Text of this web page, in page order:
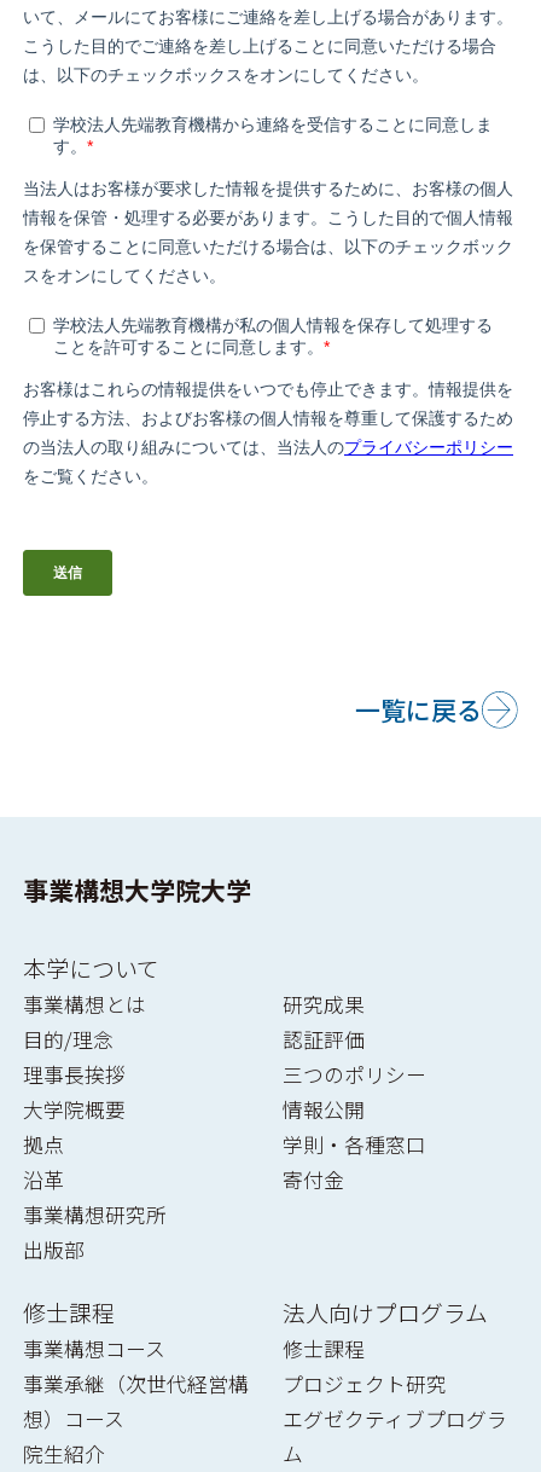
一覧に戻る
事業構想大学院大学
本学について
事業構想とは
目的/理念
理事長挨拶
大学院概要
拠点
沿革
事業構想研究所
出版部
研究成果
認証評価
三つのポリシー
情報公開
学則・各種窓口
寄付金
修士課程
事業構想コース
事業承継（次世代経営構
想）コース
院生紹介
法人向けプログラム
修士課程
プロジェクト研究
エグゼクティブプログラ
ム